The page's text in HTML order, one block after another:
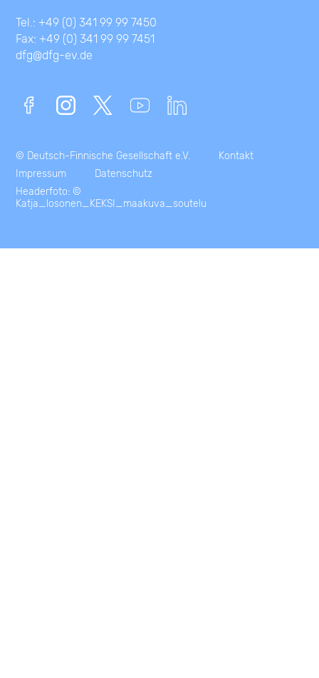
Tel.: +49 (0) 341 99 99 7450
Fax: +49 (0) 341 99 99 7451
dfg@dfg-ev.de
© Deutsch-Finnische Gesellschaft e.V.
Kontakt
Impressum
Datenschutz
Headerfoto: ©
Katja_losonen_KEKSI_maakuva_soutelu